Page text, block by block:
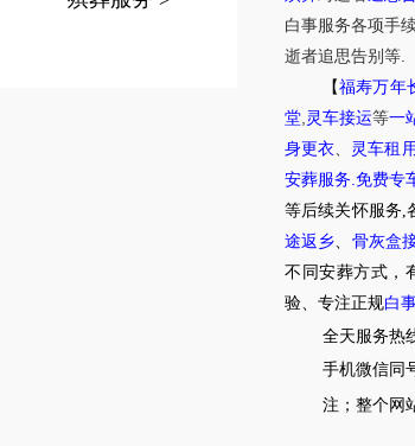
白事服务各项手
逝者追思告别等
【福寿万年
堂 灵车接运等一
身更衣
灵车租用
安葬服务 .免费专
等后续关怀服务,
途返乡
骨灰盒
不同安葬方式，
验、专注正规白
全天服务热
手机微信同
注；整个网